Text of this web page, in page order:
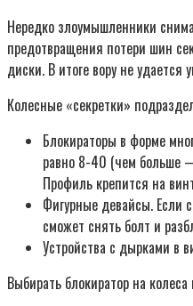
Нередко злоумышленники
предотвращения потери шин
диски. В итоге вору не удается
Колесные «секретки»
Блокираторы в форме
равно 8-40 (чем больше
Профиль крепится на
Фигурные девайсы. Если
сможет снять болт и
Устройства с дырками в
Выбирать блокиратор на